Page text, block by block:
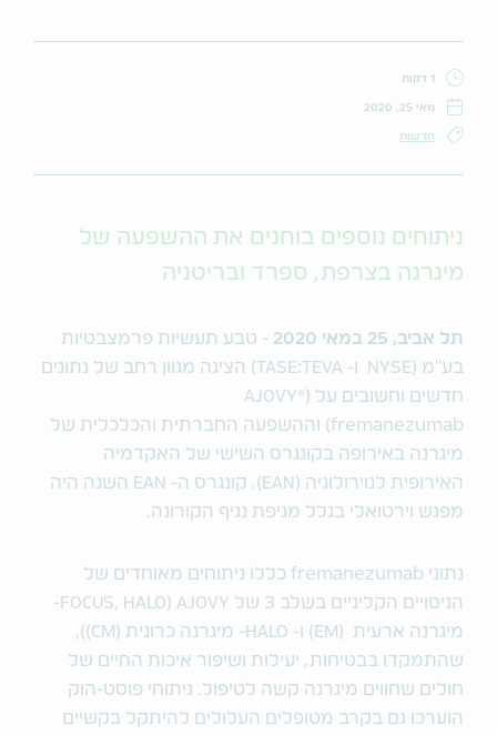
1 דקות
מאי 25, 2020
חדשות
ניתוחים נוספים בוחנים את ההשפעה של
מיגרנה בצרפת, ספרד ובריטניה
תל אביב, 25 במאי 2020
- טבע תעשיות פרמצבטיות
בע"מ (NYSE
ו- TASE :
TEVA) הציגה מגוון רחב של נתונים
חדשים וחשובים על (AJOVY®
(fremanezumab וההשפעה החברתית והכלכלית של
מיגרנה באירופה בקונגרס השישי של האקדמיה
האירופית לנוירולוגיה (EAN). קונגרס ה- EAN השנה היה
מפגש וירטואלי בגלל מגיפת נגיף הקורונה.
נתוני fremanezumab כללו ניתוחים מאוחדים של
הניסויים הקליניים בשלב 3 של AJOVY (FOCUS, HALO-
מיגרנה ארעית (EM) ו- HALO- מיגרנה כרונית (CM)),
שהתמקדו בבטיחות, יעילות ושיפור איכות החיים של
חולים שחווים מיגרנה קשה לטיפול. ניתוחי פוסט-הוק
הוערכו גם בקרב מטופלים העלולים להיתקל בקשיים